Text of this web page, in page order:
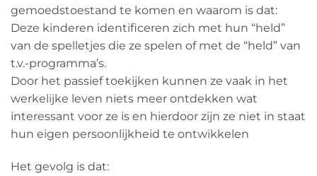
gemoedstoestand te komen en waarom is dat:
Deze kinderen identificeren zich met hun “held”
van de spelletjes die ze spelen of met de “held” van
t.v.-programma’s.
Door het passief toekijken kunnen ze vaak in het
werkelijke leven niets meer ontdekken wat
interessant voor ze is en hierdoor zijn ze niet in staat
hun eigen persoonlijkheid te ontwikkelen
Het gevolg is dat: